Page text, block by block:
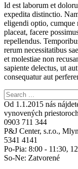
Id est laborum et
expedita distinctio.
eligendi optio,
placeat, facere
repellendus.
rerum necessitatibus
et molestiae non
sapiente delectus, ut
consequatur aut
Od 1.1.2015 nás
vynovených
0903 711 344
P&J Center, s.r.o.,
5341 4141
Po-Pia: 8:00 - 11:30,
So-Ne: Zatvorené